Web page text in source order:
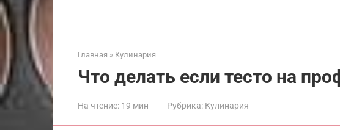
Главная » Кулинария
Что делать если тесто на
На чтение: 19 мин Рубрика: Кулинария